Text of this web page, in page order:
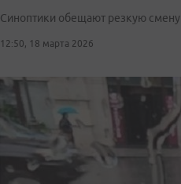
Синоптики обещают резкую
12:50, 18 марта 2026